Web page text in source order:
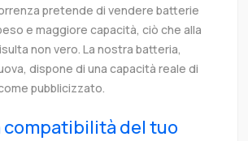
pretende di vendere batterie
e maggiore capacità, ciò che alla
non vero. La nostra batteria,
dispone di una capacità reale di
pubblicizzato.
compatibilità del tuo